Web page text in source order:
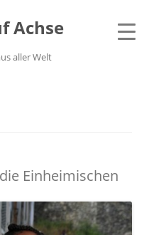
Achse
aller Welt
Einheimischen